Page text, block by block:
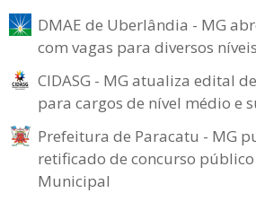
DMAE de Uberlândia - MG
com vagas para diversos
CIDASG - MG atualiza edital
para cargos de nível médio e
Prefeitura de Paracatu - MG
retificado de concurso
Municipal